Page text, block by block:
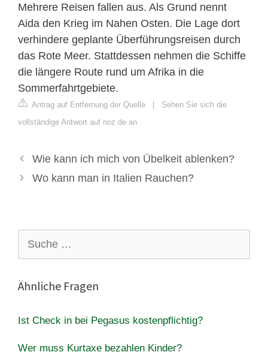
Mehrere Reisen fallen aus. Als Grund nennt
Aida den Krieg im Nahen Osten. Die Lage dort
verhindere geplante Überführungsreisen durch
das Rote Meer. Stattdessen nehmen die Schiffe
die längere Route rund um Afrika in die
Sommerfahrtgebiete.
Antrag auf Entfernung der Quelle | Sehen Sie sich die
vollständige Antwort auf noz.de an
Wie kann ich mich von Übelkeit ablenken?
Wo kann man in Italien Rauchen?
nach:
Ähnliche Fragen
Ist Check in bei Pegasus kostenpflichtig?
Wer muss Kurtaxe bezahlen Kinder?